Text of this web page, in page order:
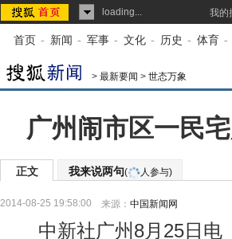
loading... 我的
首页 - 新闻 - 军事 - 文化 - 历史 - 体育 -
> 最新要闻 > 世态万象
广州闹市区一民
正文 我来说两句( 人参与)
2014-08-25 19:58:00 来源： 中国新闻网
中新社广州8月25日电 (